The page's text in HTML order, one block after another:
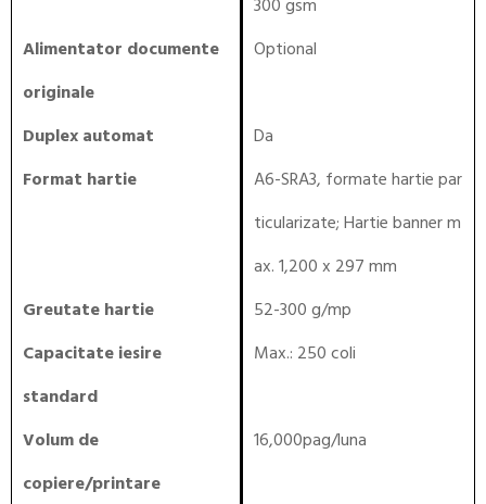
300 gsm
Alimentator documente
originale
Optional
Duplex automat
Da
Format hartie
A6-SRA3, formate hartie par
ticularizate; Hartie banner m
ax. 1,200 x 297 mm
Greutate hartie
52-300 g/mp
Capacitate iesire
standard
Max.: 250 coli
Volum de
copiere/printare
16,000pag/luna